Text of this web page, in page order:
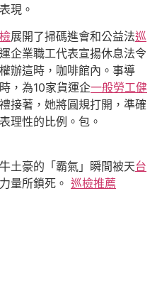
現。
展開了掃碼進會和公益法巡
企業職工代表宣揚休息法令
辦這時，咖啡館內。事導
，為10家貨運企一般勞工健
接著，她將圓規打開，準確
理性的比例。包。
土豪的「霸氣」瞬間被天台
量所鎖死。 巡檢推薦